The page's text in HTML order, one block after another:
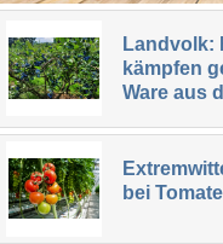
Landvolk:
kämpfen
Ware aus
bei